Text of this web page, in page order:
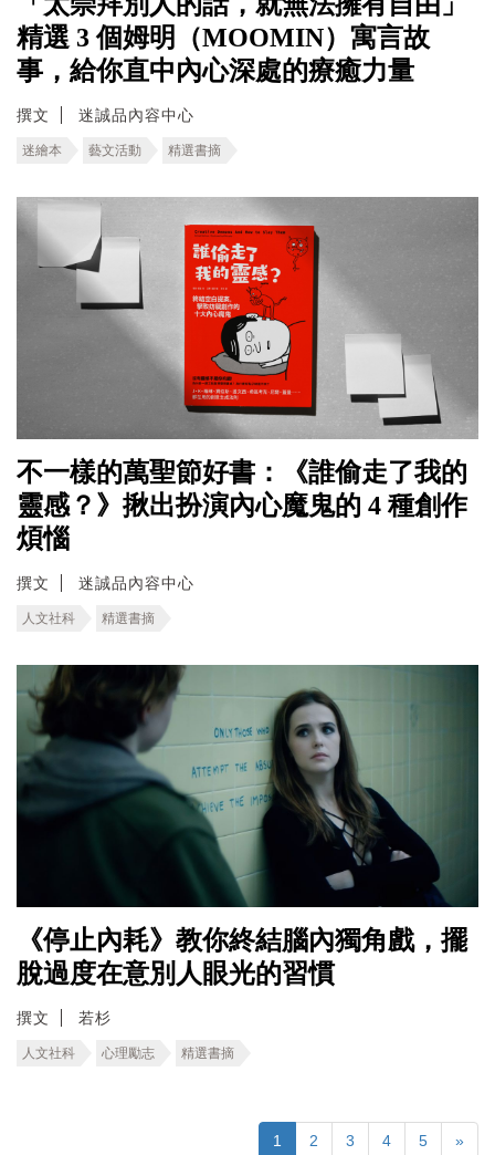
精選 3 個姆明（MOOMIN）寓言故
事，給你直中內心深處的療癒力量
撰文 迷誠品內容中心
迷繪本 藝文活動 精選書摘
不一樣的萬聖節好書：《誰偷走了我的
靈感？》揪出扮演內心魔鬼的 4 種創作
煩惱
撰文 迷誠品內容中心
人文社科 精選書摘
《停止內耗》教你終結腦內獨角戲，擺
脫過度在意別人眼光的習慣
撰文 若杉
人文社科 心理勵志 精選書摘
1 2 3 4 5 »